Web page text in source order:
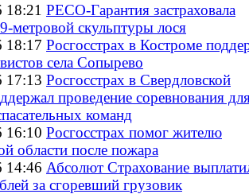
18:21 РЕСО-Гарантия застраховала
метровой скульптуры лося
18:17 Росгосстрах в Костроме
села Сопырево
17:13 Росгосстрах в Свердловской
проведение соревнования
команд
16:10 Росгосстрах помог жителю
области после пожара
14:46 Абсолют Страхование
за сгоревший грузовик